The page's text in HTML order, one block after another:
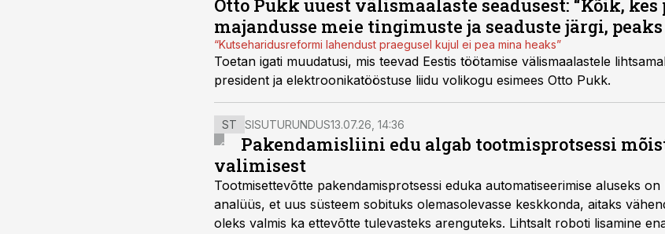
Otto Pukk uuest välismaalaste seadusest: “Kõik,
majandusse meie tingimuste ja seaduste järgi,
“Kutseharidusreformi lahendust praegusel kujul ei pea mina heaks”
Toetan igati muudatusi, mis teevad Eestis töötamise välismaalastele
president ja elektroonikatööstuse liidu volikogu esimees Otto Pukk.
ST SISUTURUNDUS13.07.26, 14:36
Pakendamisliini edu algab tootmisprotsessi
valimisest
Tootmisettevõtte pakendamisprotsessi eduka automatiseerimise aluseks
analüüs, et uus süsteem sobituks olemasolevasse keskkonda, aitaks
oleks valmis ka ettevõtte tulevasteks arenguteks. Lihtsalt roboti lisamine